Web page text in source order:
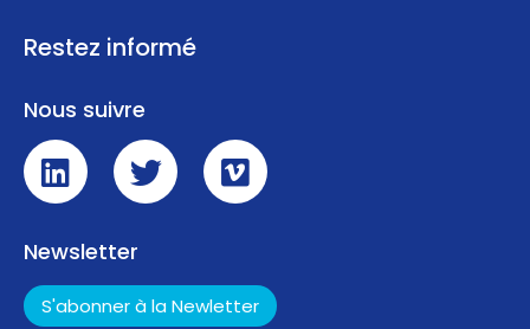
Restez informé
Nous suivre
Newsletter
S'abonner à la Newletter